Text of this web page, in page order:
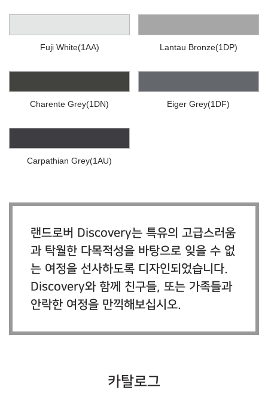
Fuji White(1AA) Lantau Bronze(1DP)
Charente Grey(1DN) Eiger Grey(1DF)
Carpathian Grey(1AU)
랜드로버 Discovery는 특유의 고급스러움
과 탁월한 다목적성을 바탕으로 잊을 수 없
는 여정을 선사하도록 디자인되었습니다.
Discovery와 함께 친구들, 또는 가족들과
안락한 여정을 만끽해보십시오.
카탈로그